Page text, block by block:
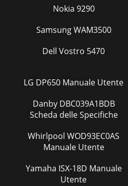
Nokia 9290
Samsung WAM3500
Dell Vostro 5470
LG DP650 Manuale Utente
Danby DBC039A1BDB
Scheda delle Specifiche
Whirlpool WOD93EC0AS
Manuale Utente
Yamaha ISX-18D Manuale
Utente